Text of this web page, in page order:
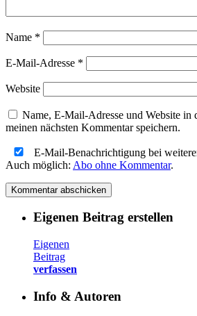
Name *
E-Mail-Adresse *
Website
Name, E-Mail-Adresse und Website in
meinen nächsten Kommentar speichern.
E-Mail-Benachrichtigung bei
Auch möglich: Abo ohne Kommentar.
Eigenen Beitrag erstellen
Eigenen
Beitrag
verfassen
Info & Autoren